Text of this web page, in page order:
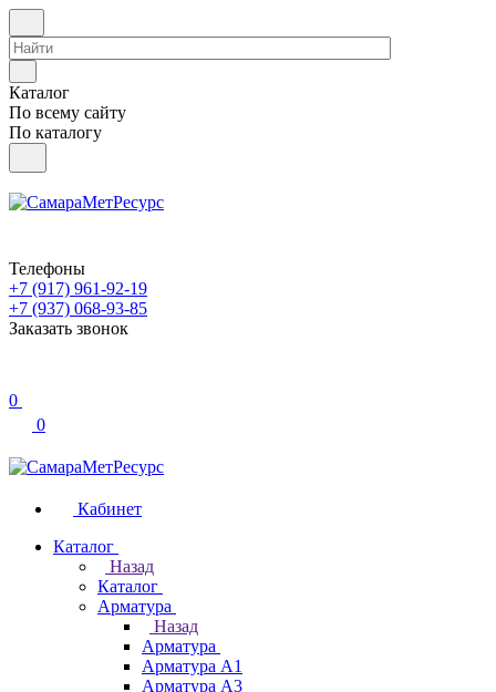
Каталог
По всему сайту
По каталогу
Телефоны
+7 (917) 961-92-19
+7 (937) 068-93-85
Заказать звонок
0
0
Кабинет
Каталог
Назад
Каталог
Арматура
Назад
Арматура
Арматура А1
Арматура А3